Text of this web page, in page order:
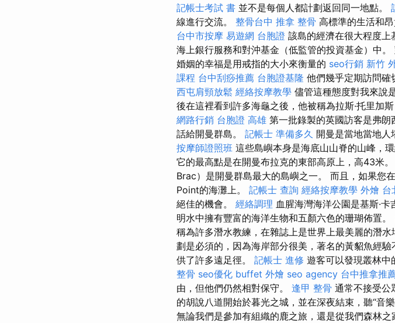
記帳士考試 書 並不是每個人都計劃返回同一地點。
線進行交流。 整骨台中 推拿 整骨 高標準的生活和
台中市按摩 易遊網 台胞證 該島的經濟在很大程度
海上銀行服務和對沖基金（低監管的投資基金）中
婚姻的幸福是用戒指的大小來衡量的 seo行銷 新竹
課程 台中刮痧推薦 台胞證基隆 他們幾乎定期訪問確
西屯肩頸放鬆 經絡按摩教學 儘管這種態度對我來說
後在這裡看到許多海龜之後，他被稱為拉斯·托里加
網路行銷 台胞證 高雄 第一批錄製的英國訪客是弗朗
話給開曼群島。 記帳士 準備多久 開曼是當地當地人
按摩師證照班 這些島嶼本身是海底山山脊的山峰，
它的最高點是在開曼布拉克的東部高原上，高43米。
Brac）是開曼群島最大的島嶼之一。 而且，如果您
Point的海灘上。 記帳士 查詢 經絡按摩教學 外燴 台
絕佳的機會。 經絡調理 血腥海灣海洋公園是基斯·
明水中擁有豐富的海洋生物和五顏六色的珊瑚佈置。
稱為許多潛水教練，在雜誌上是世界上最美麗的潛水
劃是必須的，因為海岸部分很美，著名的黃貂魚經
供了許多遠足徑。 記帳士 進修 遊客可以發現叢林中
整骨 seo優化 buffet 外燴 seo agency 台中推拿推
由，但他們仍然相對保守。 逢甲 整骨 通常不接受公
的胡說八道開始於暮光之城，並在深夜結束，聽“音
無論我們是參加有組織的鹿之旅，還是從我們森林